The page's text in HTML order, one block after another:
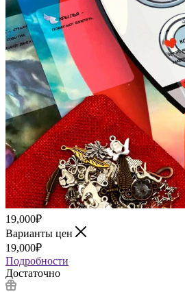
19,000₽
Варианты цен
19,000₽
Подробности
Достаточно